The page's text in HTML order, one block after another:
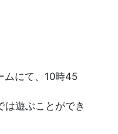
ムにて、10時45
は遊ぶことができ